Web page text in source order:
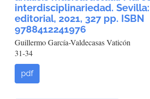
interdisciplinariedad.
editorial, 2021, 327 pp. ISBN
9788412241976
Guillermo García-Valdecasas Vaticón
31-34
pdf